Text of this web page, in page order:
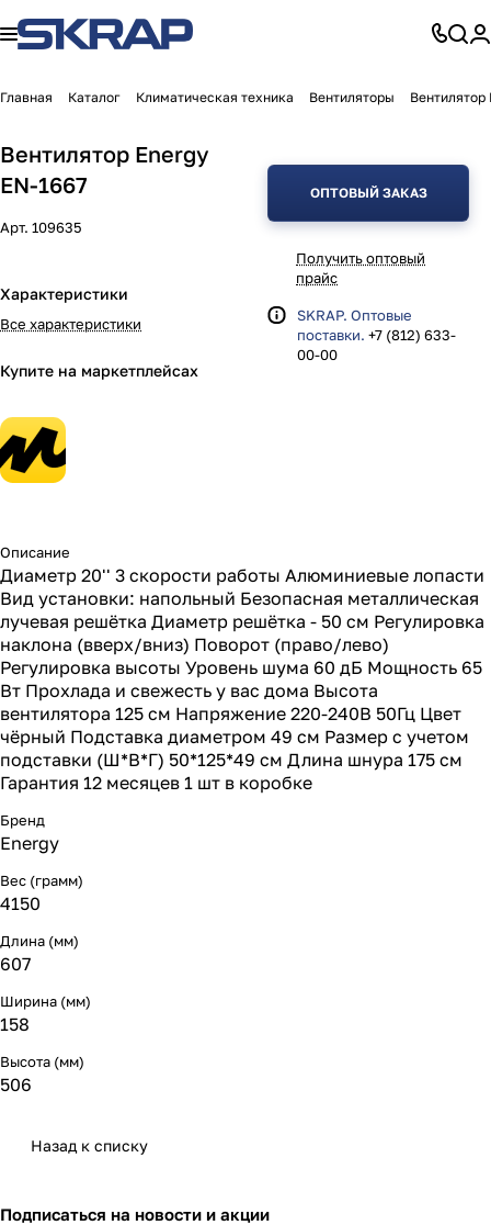
Главная Каталог Климатическая техника Вентиляторы Вентилятор
Вентилятор Energy
EN-1667
Арт. 109635
Характеристики
Все характеристики
Купите на маркетплейсах
ОПТОВЫЙ ЗАКАЗ
Получить оптовый
прайс
SKRAP. Оптовые
поставки. +7 (812) 633-
00-00
Описание
Диаметр 20'' 3 скорости работы Алюминиевые лопасти
Вид установки: напольный Безопасная металлическая
лучевая решётка Диаметр решётка - 50 см Регулировка
наклона (вверх/вниз) Поворот (право/лево)
Регулировка высоты Уровень шума 60 дБ Мощность 65
Вт Прохлада и свежесть у вас дома Высота
вентилятора 125 см Напряжение 220-240В 50Гц Цвет
чёрный Подставка диаметром 49 см Размер с учетом
подставки (Ш*В*Г) 50*125*49 см Длина шнура 175 см
Гарантия 12 месяцев 1 шт в коробке
Бренд
Energy
Вес (грамм)
4150
Длина (мм)
607
Ширина (мм)
158
Высота (мм)
506
Назад к списку
Подписаться на новости и акции